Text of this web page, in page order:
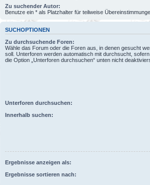
Zu suchender Autor:
Benutze ein * als Platzhalter für teilweise
SUCHOPTIONEN
Zu durchsuchende Foren:
Wähle das Forum oder die Foren aus, in denen gesucht
soll. Unterforen werden automatisch mit durchsucht,
die Option „Unterforen durchsuchen“ unten nicht
Unterforen durchsuchen:
Innerhalb suchen:
Ergebnisse anzeigen als:
Ergebnisse sortieren nach: